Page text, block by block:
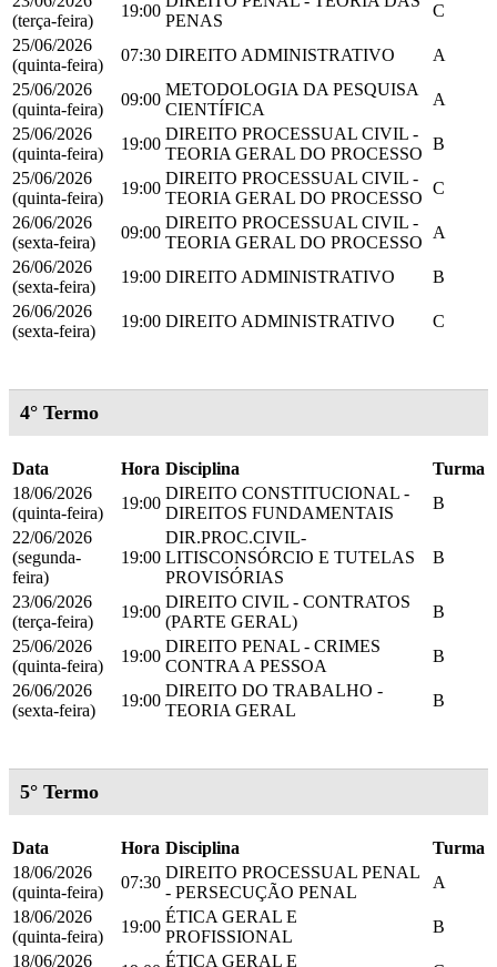
(terça-feira)
19:00
PENAS
C
25/06/2026
(quinta-feira)
07:30 DIREITO ADMINISTRATIVO
A
25/06/2026
(quinta-feira)
09:00
METODOLOGIA DA PESQUISA
CIENTÍFICA
A
25/06/2026
(quinta-feira)
19:00
DIREITO PROCESSUAL CIVIL -
TEORIA GERAL DO PROCESSO
B
25/06/2026
(quinta-feira)
19:00
DIREITO PROCESSUAL CIVIL -
TEORIA GERAL DO PROCESSO
C
26/06/2026
(sexta-feira)
09:00
DIREITO PROCESSUAL CIVIL -
TEORIA GERAL DO PROCESSO
A
26/06/2026
(sexta-feira)
19:00 DIREITO ADMINISTRATIVO
B
26/06/2026
(sexta-feira)
19:00 DIREITO ADMINISTRATIVO C
4° Termo
Data Hora Disciplina
Turma
18/06/2026
(quinta-feira)
19:00
DIREITO CONSTITUCIONAL -
DIREITOS FUNDAMENTAIS
B
22/06/2026
(segunda-
feira)
19:00
DIR.PROC.CIVIL-
LITISCONSÓRCIO E TUTELAS
PROVISÓRIAS
B
23/06/2026
(terça-feira)
19:00
DIREITO CIVIL - CONTRATOS
(PARTE GERAL)
B
25/06/2026
(quinta-feira)
19:00
DIREITO PENAL - CRIMES
CONTRA A PESSOA
B
26/06/2026
(sexta-feira)
19:00
DIREITO DO TRABALHO -
TEORIA GERAL
B
5° Termo
Data Hora Disciplina
Turma
18/06/2026
(quinta-feira)
07:30
DIREITO PROCESSUAL PENAL
- PERSECUÇÃO PENAL
A
18/06/2026
(quinta-feira)
19:00
ÉTICA GERAL E
PROFISSIONAL
B
18/06/2026
ÉTICA GERAL E